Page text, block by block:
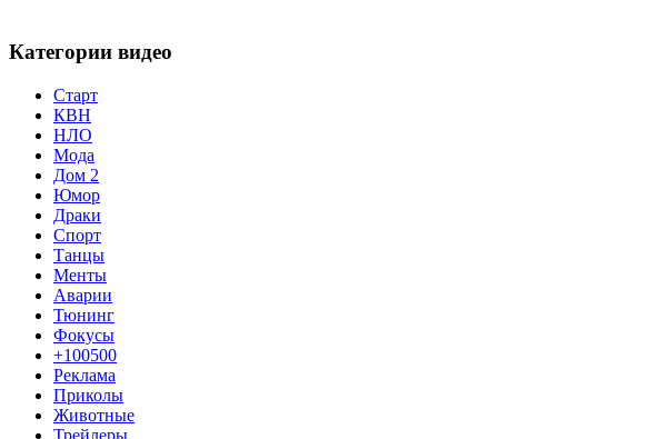
Категории видео
Старт
КВН
НЛО
Мода
Дом 2
Юмор
Драки
Спорт
Танцы
Менты
Аварии
Тюнинг
Фокусы
+100500
Реклама
Приколы
Животные